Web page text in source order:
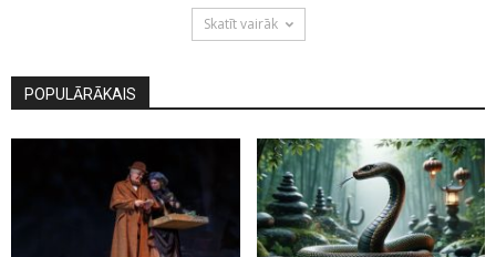
Skatīt vairāk
POPULĀRĀKAIS